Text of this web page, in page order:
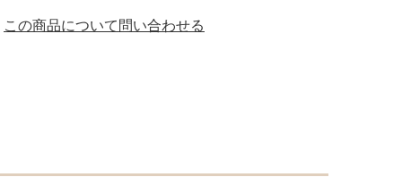
この商品について問い合わせる